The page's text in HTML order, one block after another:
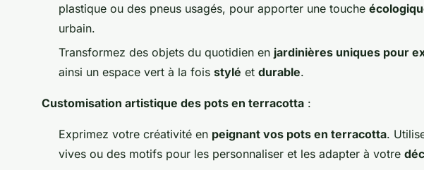
plastique ou des pneus usagés, pour apporter une touche
urbain.
Transformez des objets du quotidien en jardinières uniques pour
ainsi un espace vert à la fois stylé et durable.
Customisation artistique des pots en terracotta :
Exprimez votre créativité en peignant vos pots en terracotta.
vives ou des motifs pour les personnaliser et les adapter à votre